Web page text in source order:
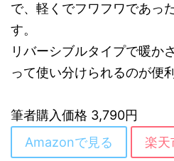
で、軽くでフワフワであっ
す。
リバーシブルタイプで暖か
って使い分けられるのが便
筆者購入価格 3,790円
Amazonで見る
楽天